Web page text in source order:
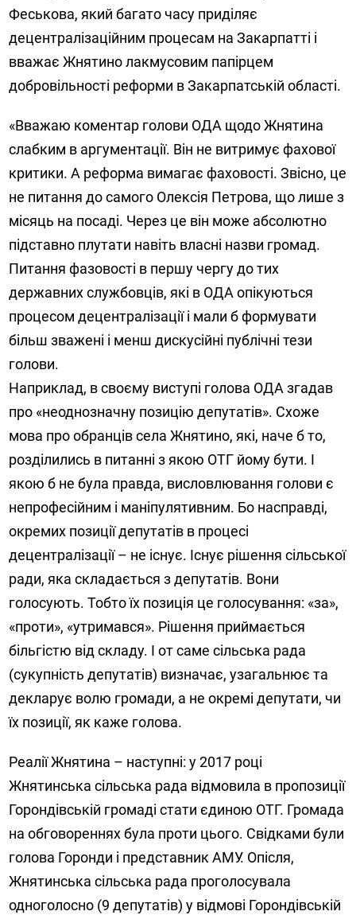
Феськова, який багато часу приділяє
децентралізаційним процесам на Закарпатті і
вважає Жнятино лакмусовим папірцем
добровільності реформи в Закарпатській області.
«Вважаю коментар голови ОДА щодо Жнятина
слабким в аргументації. Він не витримує фахової
критики. А реформа вимагає фаховості. Звісно, це
не питання до самого Олексія Петрова, що лише з
місяць на посаді. Через це він може абсолютно
підставно плутати навіть власні назви громад.
Питання фазовості в першу чергу до тих
державних службовців, які в ОДА опікуються
процесом децентралізації і мали б формувати
більш зважені і менш дискусійні публічні тези
голови.
Наприклад, в своєму виступі голова ОДА згадав
про «неоднозначну позицію депутатів». Схоже
мова про обранців села Жнятино, які, наче б то,
розділились в питанні з якою ОТГ йому бути. І
якою б не була правда, висловлювання голови є
непрофесійним і маніпулятивним. Бо насправді,
окремих позиції депутатів в процесі
децентралізації – не існує. Існує рішення сільської
ради, яка складається з депутатів. Вони
голосують. Тобто їх позиція це голосування: «за»,
«проти», «утримався». Рішення приймається
більгістю від складу. І от саме сільська рада
(сукупність депутатів) визначає, узагальнює та
декларує волю громади, а не окремі депутати, чи
їх позиції, як каже голова.
Реалії Жнятина – наступні: у 2017 році
Жнятинська сільська рада відмовила в пропозиції
Горондівській громаді стати єдиною ОТГ. Громада
на обговореннях була проти цього. Свідками були
голова Горонди і представник АМУ. Опісля,
Жнятинська сільська рада проголосувала
одноголосно (9 депутатів) у відмові Горондівській